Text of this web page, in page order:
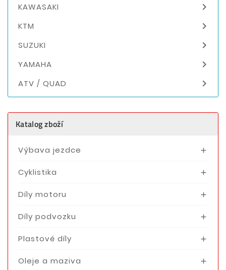
KAWASAKI 
KTM 
SUZUKI 
YAMAHA 
ATV / QUAD 
Katalog zboží
Výbava jezdce 
Cyklistika 
Díly motoru 
Díly podvozku 
Plastové díly 
Oleje a maziva 